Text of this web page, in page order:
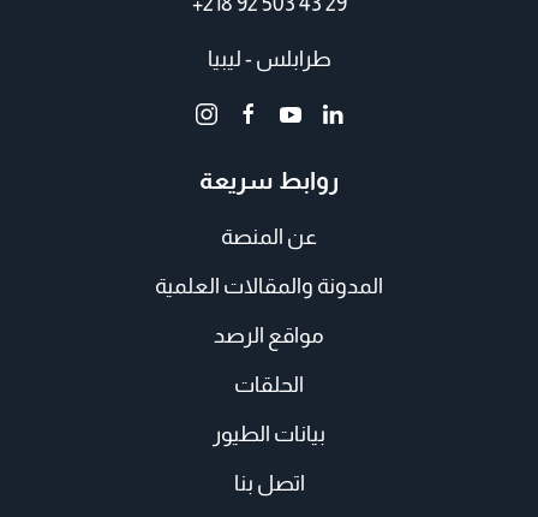
طرابلس - ليبيا
روابط سريعة
عن المنصة
المدونة والمقالات العلمية
مواقع الرصد
الحلقات
بيانات الطيور
اتصل بنا